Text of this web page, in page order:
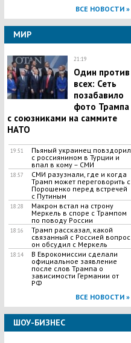
ВСЕ НОВОСТИ »
МИР
21:19
Один против
всех: Сеть
позабавило
фото Трампа
с союзниками на саммите
НАТО
19:51
Пьяный украинец повздорил
с россиянином в Турции и
впал в кому – СМИ
18:57
СМИ разузнали, где и когда
Трамп может переговорить с
Порошенко перед встречей
с Путиным
18:28
Макрон встал на строну
Меркель в споре с Трампом
по поводу России
18:16
Трамп рассказал, какой
связанный с Россией вопрос
он обсудил с Меркель
18:14
В Еврокомиссии сделали
официальное заявление
после слов Трампа о
зависимости Германии от
РФ
ВСЕ НОВОСТИ »
ШОУ-БИЗНЕС